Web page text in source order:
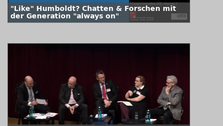
"Like" Humboldt? Chatten & Forschen mit
der Generation "always on"